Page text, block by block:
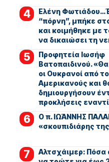
Ελένη
“πόρνη”, μπήκε
και κοιμήθηκε με
να δικαιώσει τη
Προφητεία Ιωσήφ
Βατοπαιδινού.
οι Ουκρανοί από
Αμερικανούς και
δημιουργήσουν
προκλήσεις
Ο π. ΙΩΆΝΝΗΣ
«σκουπιδιάρης
Αλτσχάιμερ: Πόσα